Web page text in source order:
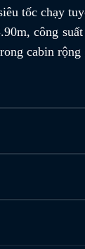
tốc chạy
công
cabin